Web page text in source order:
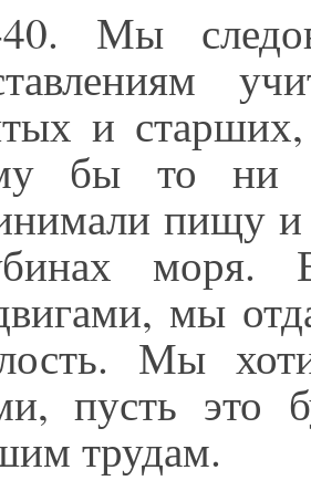
40. Мы
и
бы то ни
пищу и
моря.
мы
Мы
пусть это
трудам.